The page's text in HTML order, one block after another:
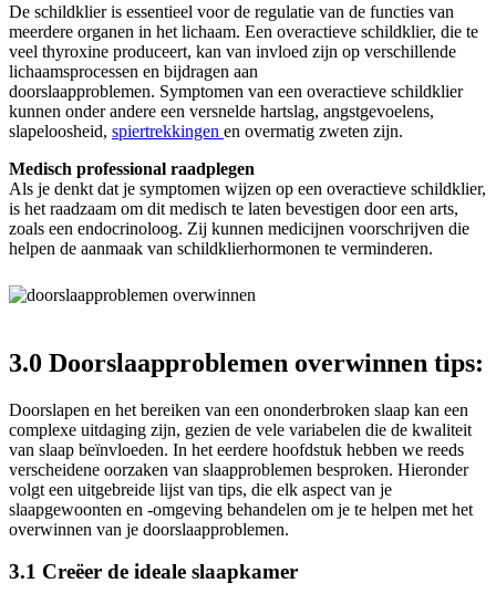
De schildklier is essentieel voor de regulatie van de functies van
meerdere organen in het lichaam. Een overactieve schildklier, die te
veel thyroxine produceert, kan van invloed zijn op verschillende
lichaamsprocessen en bijdragen aan
doorslaapproblemen. Symptomen van een overactieve schildklier
kunnen onder andere een versnelde hartslag, angstgevoelens,
slapeloosheid, spiertrekkingen en overmatig zweten zijn.
Medisch professional raadplegen
Als je denkt dat je symptomen wijzen op een overactieve schildklier,
is het raadzaam om dit medisch te laten bevestigen door een arts,
zoals een endocrinoloog. Zij kunnen medicijnen voorschrijven die
helpen de aanmaak van schildklierhormonen te verminderen.
3.0 Doorslaapproblemen overwinnen tips:
Doorslapen en het bereiken van een ononderbroken slaap kan een
complexe uitdaging zijn, gezien de vele variabelen die de kwaliteit
van slaap beïnvloeden. In het eerdere hoofdstuk hebben we reeds
verscheidene oorzaken van slaapproblemen besproken. Hieronder
volgt een uitgebreide lijst van tips, die elk aspect van je
slaapgewoonten en -omgeving behandelen om je te helpen met het
overwinnen van je doorslaapproblemen.
3.1 Creëer de ideale slaapkamer